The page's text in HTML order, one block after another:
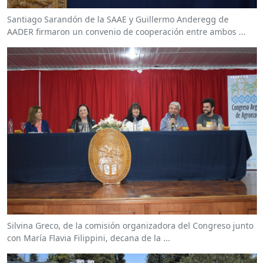
Santiago Sarandón de la SAAE y Guillermo Anderegg de
AADER firmaron un convenio de cooperación entre ambos ...
Silvina Greco, de la comisión organizadora del Congreso junto
con María Flavia Filippini, decana de la ...